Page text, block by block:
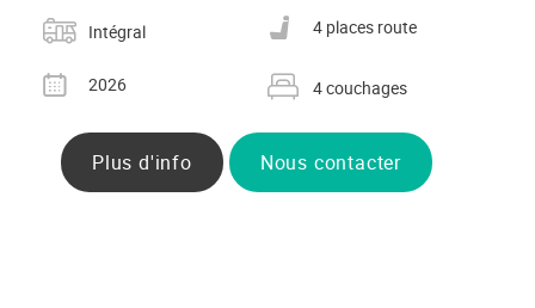
Catégorie
Intégral
Nombre de places carte grise
4 places route
Année
2026
Nombre de couchages
4 couchages
Plus d'info Nous contacter